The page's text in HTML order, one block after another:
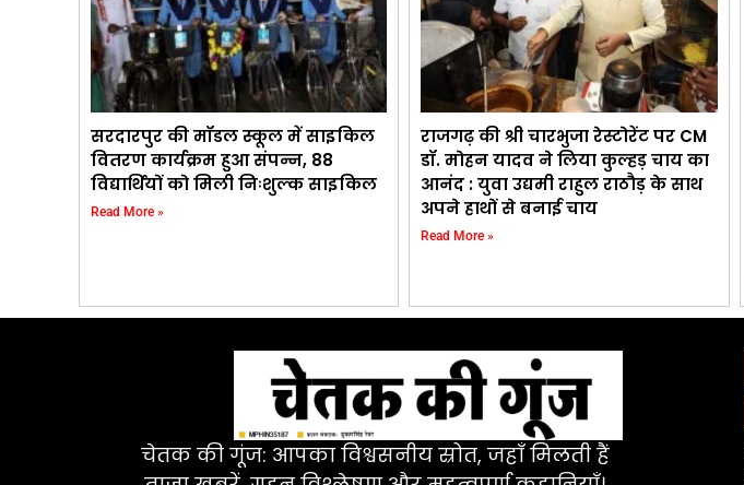
सरदारपुर की मॉडल स्कूल में साइकिल
वितरण कार्यक्रम हुआ संपन्न, 88
विद्यार्थियों को मिली निःशुल्क साइकिल
Read More »
राजगढ़ की श्री चारभुजा रेस्टोरेंट पर CM
डॉ. मोहन यादव ने लिया कुल्हड़ चाय का
आनंद : युवा उद्यमी राहुल राठौड़ के साथ
अपने हाथों से बनाई चाय
Read More »
चेतक की गूंज: आपका विश्वसनीय स्रोत, जहाँ मिलती हैं